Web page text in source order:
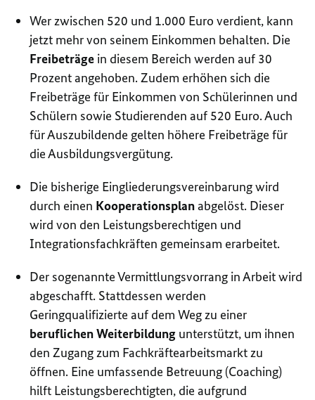
Wer zwischen 520 und 1.000 Euro verdient, kann
jetzt mehr von seinem Einkommen behalten. Die
Freibeträge in diesem Bereich werden auf 30
Prozent angehoben. Zudem erhöhen sich die
Freibeträge für Einkommen von Schülerinnen und
Schülern sowie Studierenden auf 520 Euro. Auch
für Auszubildende gelten höhere Freibeträge für
die Ausbildungsvergütung.
Die bisherige Eingliederungsvereinbarung wird
durch einen Kooperationsplanabgelöst. Dieser
wird von den Leistungsberechtigen und
Integrationsfachkräften gemeinsam erarbeitet.
Der sogenannte Vermittlungsvorrang in Arbeit wird
abgeschafft. Stattdessen werden
Geringqualifizierte auf dem Weg zu einer
beruflichen Weiterbildung unterstützt, um ihnen
den Zugang zum Fachkräftearbeitsmarkt zu
öffnen. Eine umfassende Betreuung (Coaching)
hilft Leistungsberechtigten, die aufgrund